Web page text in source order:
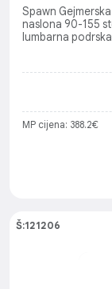
Spawn
naslona 90-155
lumbarna
MP cijena: 388.2€
Š:121206